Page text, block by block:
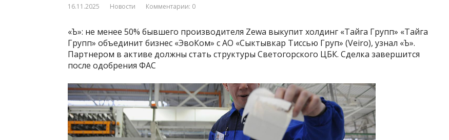
16.11.2025 Новости Комментарии: 0
«Ъ»: не менее 50% бывшего производителя Zewa выкупит холдинг «Тайга Групп» «Тайга
Групп» объединит бизнес «ЭвоКом» с АО «Сыктывкар Тиссью Груп» (Veiro), узнал «Ъ».
Партнером в активе должны стать структуры Светогорского ЦБК. Сделка завершится
после одобрения ФАС